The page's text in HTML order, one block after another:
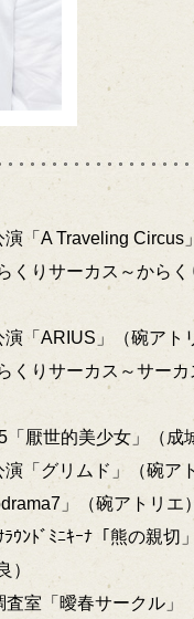
演「A Traveling Circus
くりサーカス～から
演「ARIUS」（碗アト
くりサーカス～サー
「厭世的美少女」（成
演「グリムド」（碗ア
」（碗アトリエ
ｳﾝﾄﾞﾐﾆｷｰﾅ「熊の親切
）
査室「曖春サークル」